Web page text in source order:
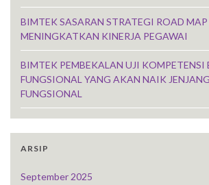
BIMTEK SASARAN STRATEGI ROAD
MENINGKATKAN KINERJA PEGAWAI
BIMTEK PEMBEKALAN UJI KOMPETENSI
FUNGSIONAL YANG AKAN NAIK
FUNGSIONAL
ARSIP
September 2025